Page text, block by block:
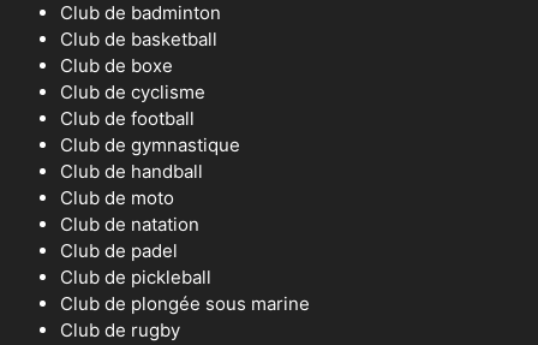
Club de badminton
Club de basketball
Club de boxe
Club de cyclisme
Club de football
Club de gymnastique
Club de handball
Club de moto
Club de natation
Club de padel
Club de pickleball
Club de plongée sous marine
Club de rugby